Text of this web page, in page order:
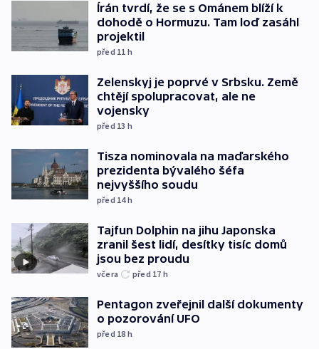
Írán tvrdí, že se s Ománem blíží k
dohodě o Hormuzu. Tam loď zasáhl
projektil
před 11 h
Zelenskyj je poprvé v Srbsku. Země
chtějí spolupracovat, ale ne
vojensky
před 13 h
Tisza nominovala na maďarského
prezidenta bývalého šéfa
nejvyššího soudu
před 14h
Tajfun Dolphin na jihu Japonska
zranil šest lidí, desítky tisíc domů
jsou bez proudu
včera před 17 h
Pentagon zveřejnil další dokumenty
o pozorování UFO
před 18 h